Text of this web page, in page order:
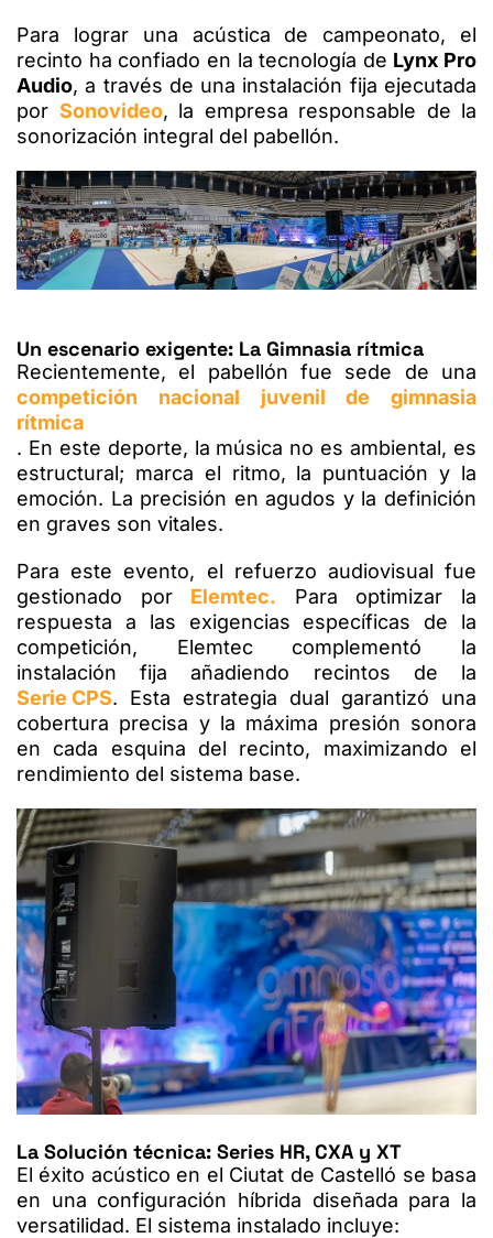
Para lograr una acústica de campeonato, el
recinto ha confiado en la tecnología de Lynx Pro
Audio, a través de una instalación fija ejecutada
por Sonovideo, la empresa responsable de la
sonorización integral del pabellón.
Un escenario exigente: La Gimnasia rítmica
Recientemente, el pabellón fue sede de una
competición nacional juvenil de gimnasia
rítmica
. En este deporte, la música no es ambiental, es
estructural; marca el ritmo, la puntuación y la
emoción. La precisión en agudos y la definición
en graves son vitales.
Para este evento, el refuerzo audiovisual fue
gestionado por Elemtec. Para optimizar la
respuesta a las exigencias específicas de la
competición, Elemtec complementó la
instalación fija añadiendo recintos de la
Serie CPS. Esta estrategia dual garantizó una
cobertura precisa y la máxima presión sonora
en cada esquina del recinto, maximizando el
rendimiento del sistema base.
La Solución técnica: Series HR, CXA y XT
El éxito acústico en el Ciutat de Castelló se basa
en una configuración híbrida diseñada para la
versatilidad. El sistema instalado incluye: